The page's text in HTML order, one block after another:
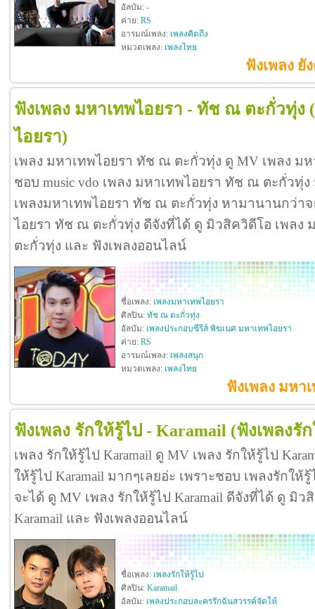
อัลบัม: -
ค่าย: RS
อารมณ์เพลง: เพลงคิดถึง
หมวดเพลง: เพลงไทย
ฟังเพลง ยั
ฟังเพลง มหาเทพไอยรา - ทัช ณ ตะกั่วทุ่ง
ไอยรา)
เพลง มหาเทพไอยรา ทัช ณ ตะกั่วทุ่ง ดู MV เพลง ม
ชอบ music vdo เพลง มหาเทพไอยรา ทัช ณ ตะกั่วทุ่ง
เพลงมหาเทพไอยรา ทัช ณ ตะกั่วทุ่ง หามานานกว่าจ
ไอยรา ทัช ณ ตะกั่วทุ่ง ดีจังที่ได้ ดู มิวสิควิดีโอ เพลง
ตะกั่วทุ่ง และ ฟังเพลงออนไลน์
ชื่อเพลง: เพลงมหาเทพไอยรา
ศิลปิน: ทัช ณ ตะกั่วทุ่ง
อัลบัม: เพลงประกอบซีรีส์ พิฆเนศ มหาเทพไอยรา
ค่าย: RS
อารมณ์เพลง: เพลงสนุก
หมวดเพลง: เพลงไทย
ฟังเพลง มหา
ฟังเพลง รักให้รู้ไป - Karamail (ฟังเพลงรั
เพลง รักให้รู้ไป Karamail ดู MV เพลง รักให้รู้ไป
ให้รู้ไป Karamail มากๆเลยอ่ะ เพราะชอบ เพลงรักให้
จะได้ ดู MV เพลง รักให้รู้ไป Karamail ดีจังที่ได้ ดู มิว
Karamail และ ฟังเพลงออนไลน์
ชื่อเพลง: เพลงรักให้รู้ไป
ศิลปิน: Karamail
อัลบัม: เพลงประกอบละครรักฉันสวรรค์จัดให้